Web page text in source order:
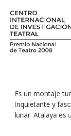
Es un montaje
Inquietante y
lunar. Atalaya es